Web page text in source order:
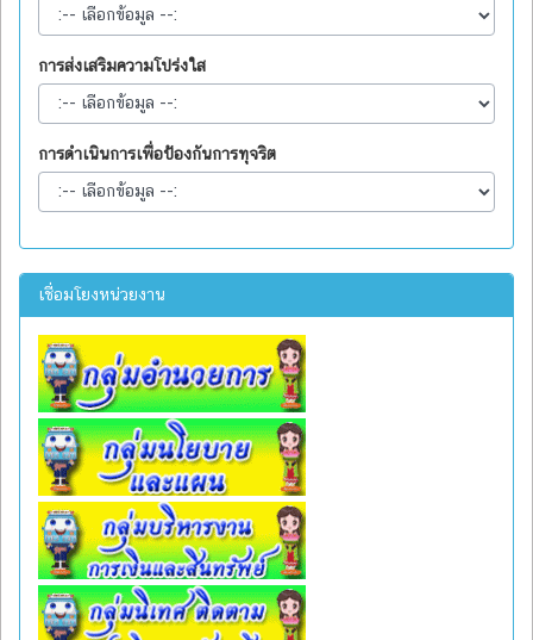
การส่งเสริมความโปร่งใส
การดำเนินการเพื่อป้องกันการทุจริต
เชื่อมโยงหน่วยงาน